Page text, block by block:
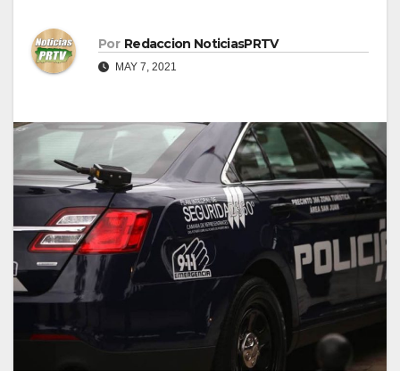
Por Redaccion NoticiasPRTV
MAY 7, 2021